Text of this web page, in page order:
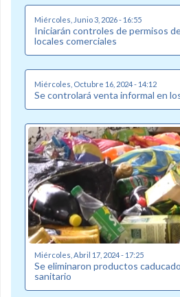
Miércoles, Junio 3, 2026 - 16:55
Iniciarán controles de permisos
locales comerciales
Miércoles, Octubre 16, 2024 - 14:12
Se controlará venta informal en
Miércoles, Abril 17, 2024 - 17:25
Se eliminaron productos
sanitario